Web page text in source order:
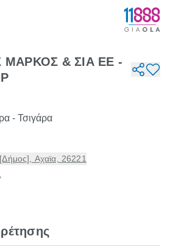
& ΣΙΑ ΕΕ -
- Τσιγάρα
Αχαϊα, 26221